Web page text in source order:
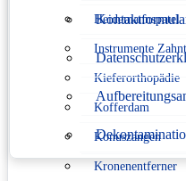
Heidemannspatel
Instrumente
Kieferorthopädie
Kofferdam
Konuszangen
Kronenentferner